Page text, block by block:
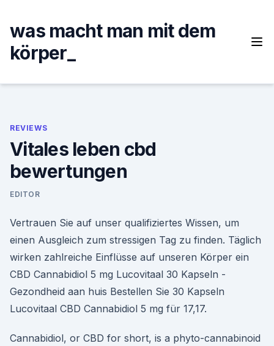
content
was macht man mit dem
körper_
REVIEWS
Vitales leben cbd
bewertungen
EDITOR
Vertrauen Sie auf unser qualifiziertes Wissen, um
einen Ausgleich zum stressigen Tag zu finden. Täglich
wirken zahlreiche Einflüsse auf unseren Körper ein
CBD Cannabidiol 5 mg Lucovitaal 30 Kapseln -
Gezondheid aan huis Bestellen Sie 30 Kapseln
Lucovitaal CBD Cannabidiol 5 mg für 17,17.
Cannabidiol, or CBD for short, is a phyto-cannabinoid